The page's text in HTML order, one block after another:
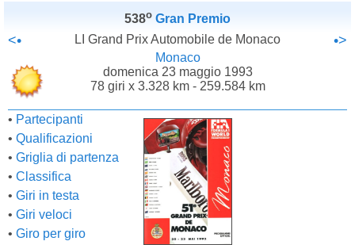
538o Gran Premio
<• LI Grand Prix Automobile de Monaco •>
Monaco
domenica 23 maggio 1993
78 giri x 3.328 km - 259.584 km
• Partecipanti
• Qualificazioni
• Griglia di partenza
• Classifica
• Giri in testa
• Giri veloci
• Giro per giro